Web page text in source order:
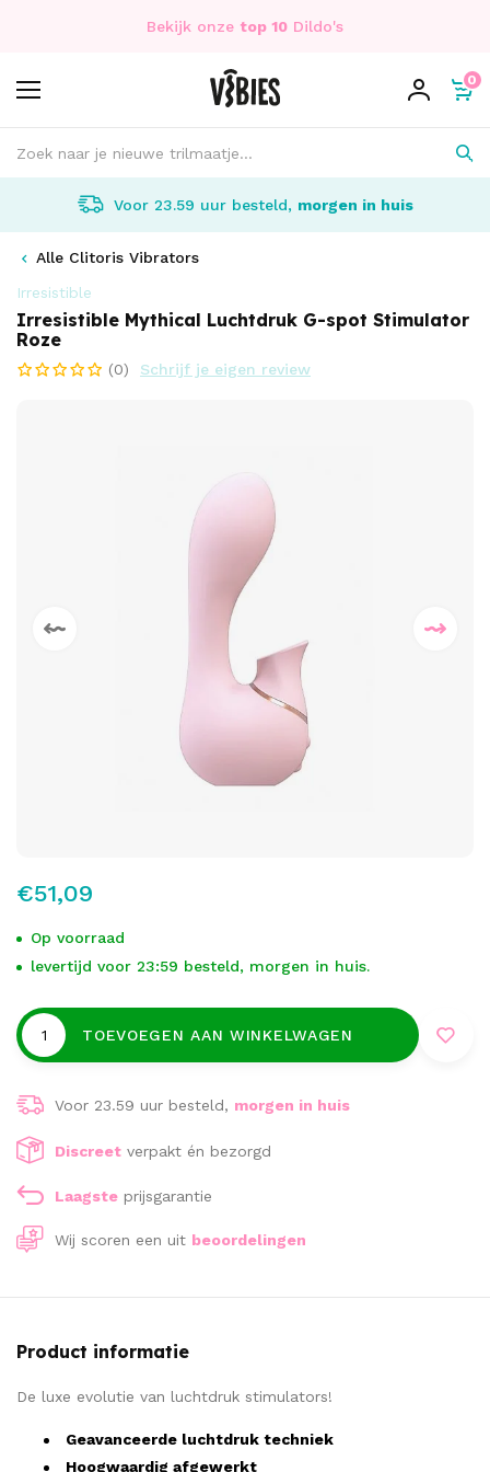
Bekijk onze top 10 Dildo's
0
Voor 23.59 uur besteld, morgen in huis
Alle Clitoris Vibrators
Irresistible
Irresistible Mythical Luchtdruk G-spot Stimulator
Roze
(0) Schrijf je eigen review
€51,09
Op voorraad
levertijd voor 23:59 besteld, morgen in huis.
TOEVOEGEN AAN WINKELWAGEN
Voor 23.59 uur besteld, morgen in huis
Discreet verpakt én bezorgd
Laagste prijsgarantie
Wij scoren een uit beoordelingen
Product informatie
De luxe evolutie van luchtdruk stimulators!
Geavanceerde luchtdruk techniek
Hoogwaardig afgewerkt